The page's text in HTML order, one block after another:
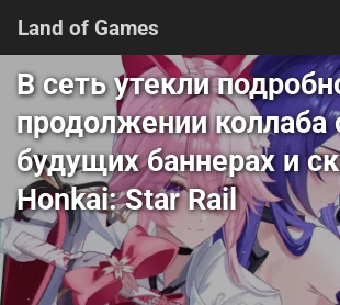
Land of Games
В сеть утекли
продолжении коллаба
будущих баннерах и
Honkai: Star Rail